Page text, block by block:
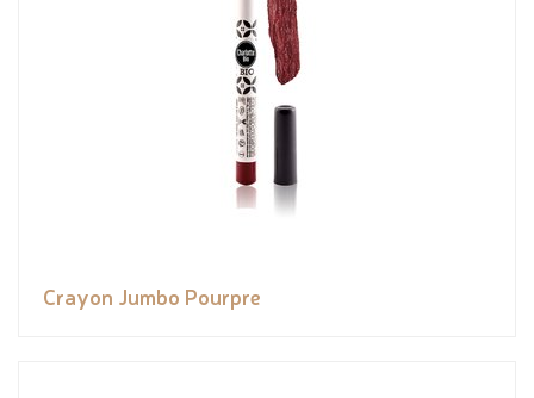
Crayon Jumbo Pourpre